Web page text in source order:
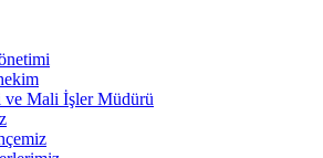
ve Mali İşler Müdürü